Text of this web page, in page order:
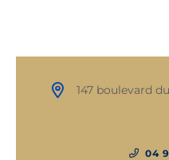
147 boulevard
04